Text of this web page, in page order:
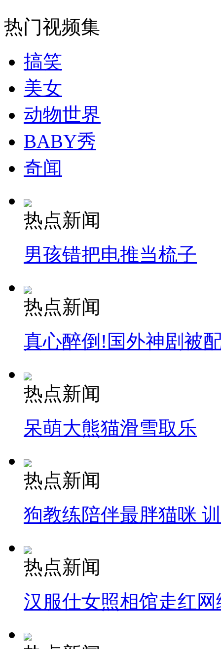
走！跟着总书记去植树
消防员救轻生者
热门视频集
搞笑
美女
动物世界
BABY秀
奇闻
热点新闻
男孩错把电推当梳子
热点新闻
真心醉倒!国外神剧被
热点新闻
呆萌大熊猫滑雪取乐
热点新闻
狗教练陪伴最胖猫咪
热点新闻
汉服仕女照相馆走红网